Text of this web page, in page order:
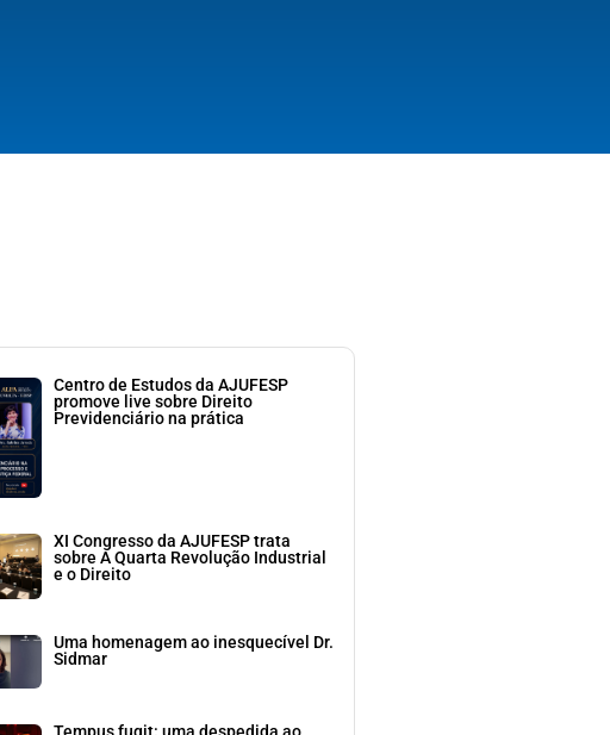
Centro de Estudos da AJUFESP
promove live sobre Direito
Previdenciário na prática
XI Congresso da AJUFESP trata
sobre A Quarta Revolução Industrial
e o Direito
Uma homenagem ao inesquecível Dr.
Sidmar